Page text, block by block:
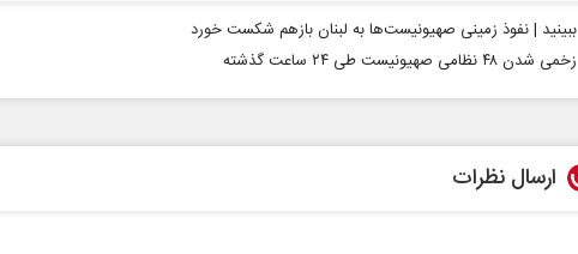
ببینید | نفوذ زمینی صهیونیست‌ها به لبنان بازهم شکست خورد
زخمی شدن ۴۸ نظامی صهیونیست طی ۲۴ ساعت گذشته
ارسال نظرات
حکایت یک تاریخ و دو زندگی
نرگس خانعلی‌زاده - روزنامه‌نگار